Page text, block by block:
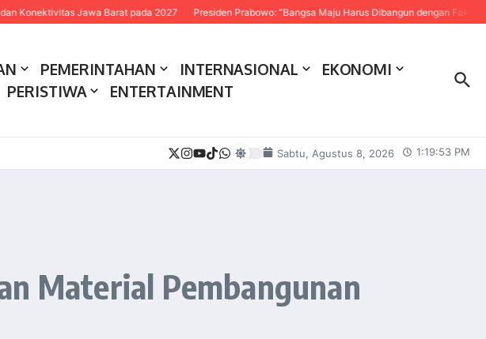
Jawa Barat pada 2027 Presiden Prabowo: “Bangsa Maju Harus Dibangun dengan Fakta dan
PEMERINTAHAN INTERNASIONAL
EKONOMI
PERISTIWA ENTERTAINMENT
Sabtu, Agustus 8, 2026 1:19:54 PM
Material Pembangunan